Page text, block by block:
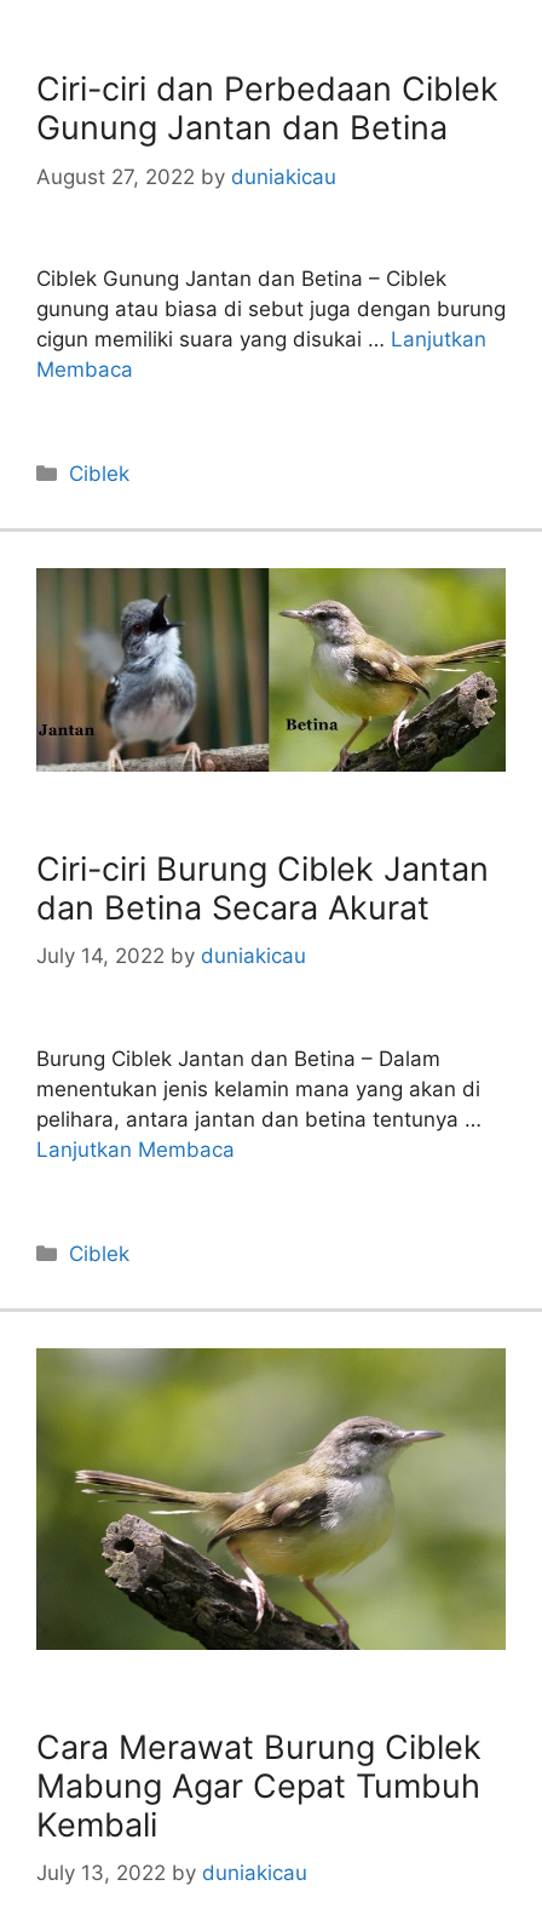
Ciri-ciri dan Perbedaan Ciblek
Gunung Jantan dan Betina
August 27, 2022 by duniakicau
Ciblek Gunung Jantan dan Betina – Ciblek
gunung atau biasa di sebut juga dengan burung
cigun memiliki suara yang disukai … Lanjutkan
Membaca
Categories
Ciblek
Ciri-ciri Burung Ciblek Jantan
dan Betina Secara Akurat
July 14, 2022 by duniakicau
Burung Ciblek Jantan dan Betina – Dalam
menentukan jenis kelamin mana yang akan di
pelihara, antara jantan dan betina tentunya …
Lanjutkan Membaca
Categories
Ciblek
Cara Merawat Burung Ciblek
Mabung Agar Cepat Tumbuh
Kembali
July 13, 2022 by duniakicau